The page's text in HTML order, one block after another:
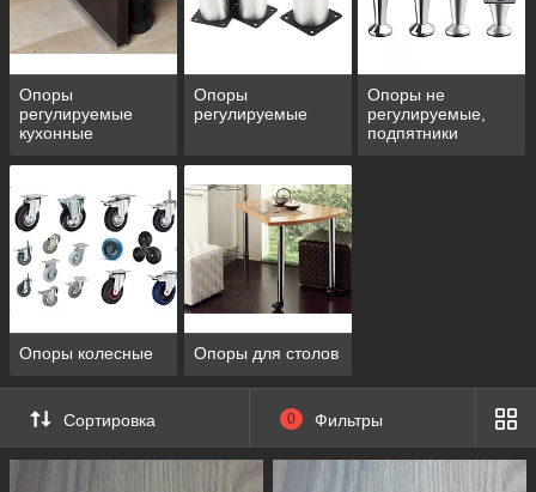
Опоры
регулируемые
кухонные
Опоры
регулируемые
Опоры не
регулируемые,
подпятники
Опоры колесные Опоры для столов
Сортировка 0 Фильтры